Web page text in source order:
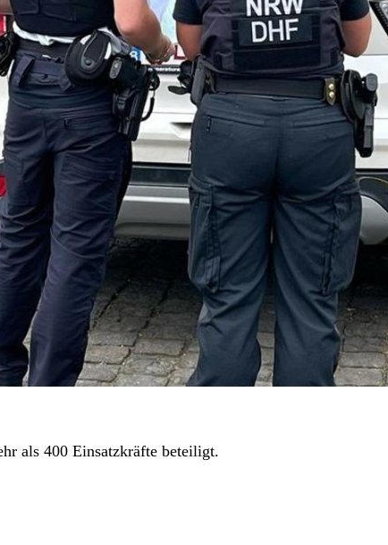
als 400 Einsatzkräfte beteiligt.